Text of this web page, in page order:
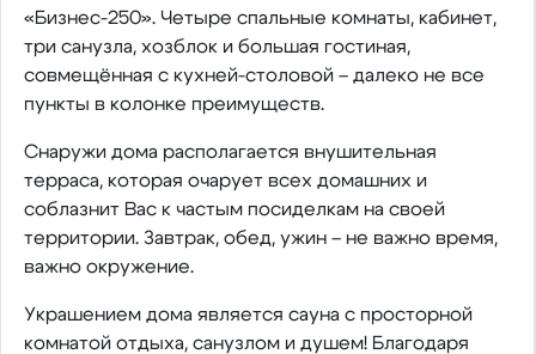
«Бизнес-250». Четыре спальные комнаты, кабинет,
три санузла, хозблок и большая гостиная,
совмещённая с кухней-столовой – далеко не все
пункты в колонке преимуществ.
Снаружи дома располагается внушительная
терраса, которая очарует всех домашних и
соблазнит Вас к частым посиделкам на своей
территории. Завтрак, обед, ужин – не важно время,
важно окружение.
Украшением дома является сауна с просторной
комнатой отдыха, санузлом и душем! Благодаря